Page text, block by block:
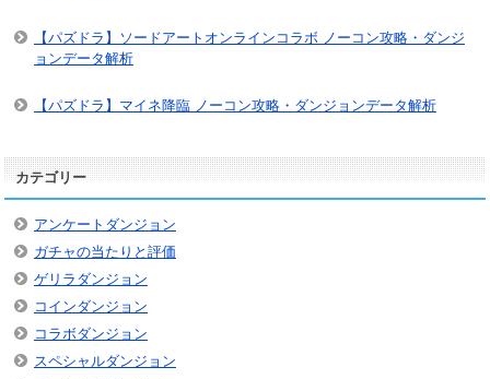
【パズドラ】ソードアートオンラインコラボ ノーコン攻略・ダンジ
ョンデータ解析
【パズドラ】マイネ降臨 ノーコン攻略・ダンジョンデータ解析
カテゴリー
アンケートダンジョン
ガチャの当たりと評価
ゲリラダンジョン
コインダンジョン
コラボダンジョン
スペシャルダンジョン